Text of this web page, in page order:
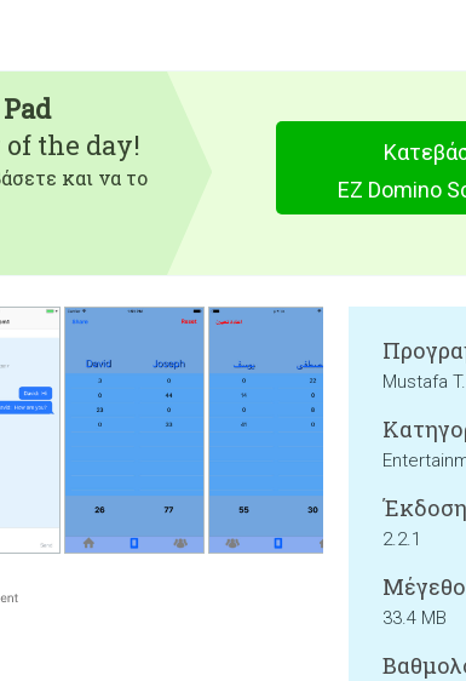
of the day!
και να το
EZ Domino
Mustafa
2.2.1
33.4 MB